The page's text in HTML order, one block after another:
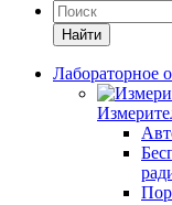
Найти
Лабораторное